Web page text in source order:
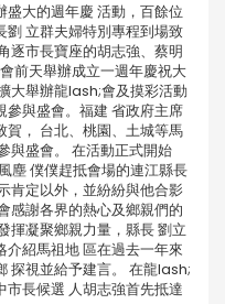
盛大的週年慶 活動，百餘位
立群夫婦特別專程到場致
逐市長寶座的胡志強、蔡明
前天舉辦成立一週年慶祝大
大舉辦龍lash;會及摸彩活動
參與盛會。福建 省政府主席
， 台北、桃園、土城等馬
與盛會。 在活動正式開始
塵 僕僕趕抵會場的連江縣長
肯定以外，並紛紛與他合影
感謝各界的熱心及鄉親們的
揮凝聚鄉親力量，縣長 劉立
紹馬祖地 區在過去一年來
探視並給予建言。 在龍lash;
長候選 人胡志強首先抵達